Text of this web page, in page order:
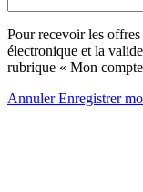
Pour recevoir les
électronique et la
rubrique « Mon
AnnulerEnregistrer